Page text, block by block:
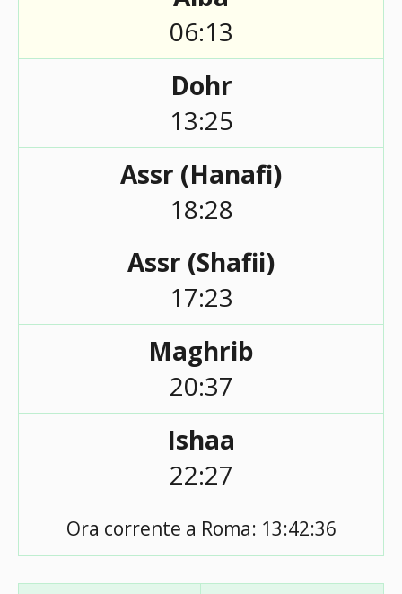
06:13
Dohr
13:25
Assr (Hanafi)
18:28
Assr (Shafii)
17:23
Maghrib
20:37
Ishaa
22:27
Ora corrente a Roma: 13:42:36